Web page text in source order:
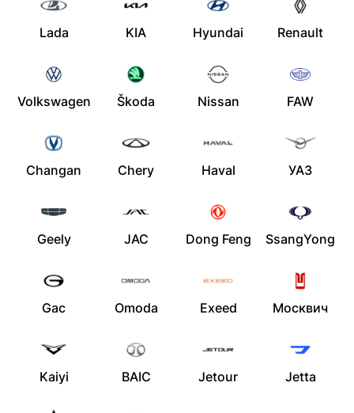
Lada KIA Hyundai Renault
Volkswagen Škoda Nissan FAW
Changan Chery Haval УАЗ
Geely JAC Dong Feng SsangYong
Gac Omoda Exeed Москвич
Kaiyi BAIC Jetour Jetta